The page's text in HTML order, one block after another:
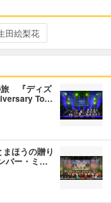
田絵梨花
旅 『ディズ
To…
ほうの贈り
バー・ミ…